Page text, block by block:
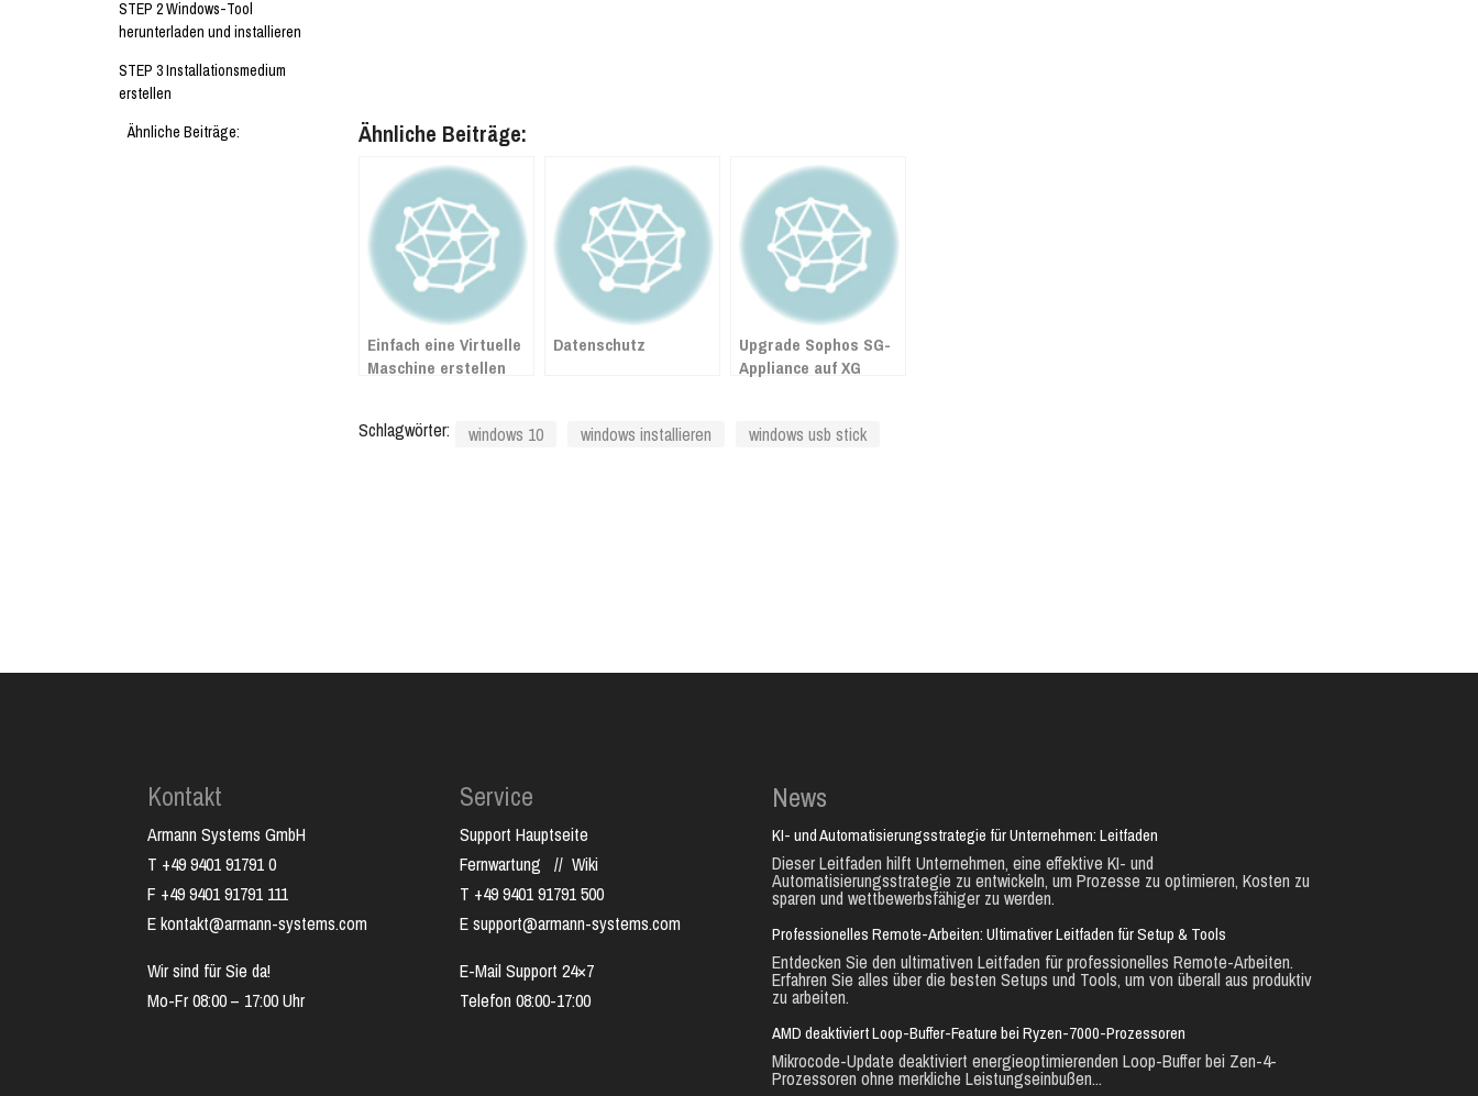
STEP 2 Windows-Tool
herunterladen und installieren
STEP 3 Installationsmedium
erstellen
Ähnliche Beiträge:
Ähnliche Beiträge:
Einfach eine Virtuelle
Maschine erstellen
Datenschutz
Upgrade Sophos SG-
Appliance auf XG
Schlagwörter: windows 10 windows installieren windows usb stick
Kontakt
Armann Systems GmbH
T +49 9401 91791 0
F +49 9401 91791 111
E kontakt@armann-systems.com
Wir sind für Sie da!
Mo-Fr 08:00 – 17:00 Uhr
Service
Support Hauptseite
Fernwartung // Wiki
T +49 9401 91791 500
E support@armann-systems.com
E-Mail Support 24×7
Telefon 08:00-17:00
News
KI- und Automatisierungsstrategie für Unternehmen: Leitfaden
Dieser Leitfaden hilft Unternehmen, eine effektive KI- und
Automatisierungsstrategie zu entwickeln, um Prozesse zu optimieren, Kosten zu
sparen und wettbewerbsfähiger zu werden.
Professionelles Remote-Arbeiten: Ultimativer Leitfaden für Setup & Tools
Entdecken Sie den ultimativen Leitfaden für professionelles Remote-Arbeiten.
Erfahren Sie alles über die besten Setups und Tools, um von überall aus produktiv
zu arbeiten.
AMD deaktiviert Loop-Buffer-Feature bei Ryzen-7000-Prozessoren
Mikrocode-Update deaktiviert energieoptimierenden Loop-Buffer bei Zen-4-
Prozessoren ohne merkliche Leistungseinbußen...